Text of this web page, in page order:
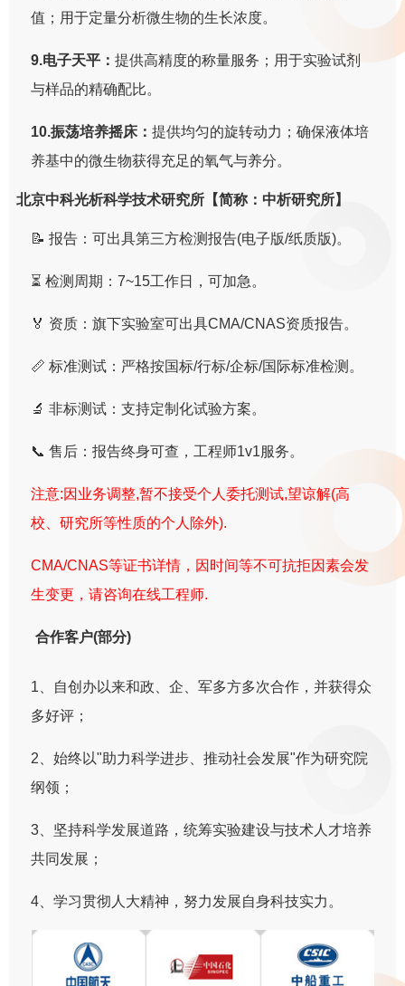
值；用于定量分析微生物的生长浓度。
9.电子天平：提供高精度的称量服务；用于实验试剂
与样品的精确配比。
10.振荡培养摇床：提供均匀的旋转动力；确保液体培
养基中的微生物获得充足的氧气与养分。
北京中科光析科学技术研究所【简称：中析研究所】
📝 报告：可出具第三方检测报告(电子版/纸质版)。
⏳ 检测周期：7~15工作日，可加急。
🏅 资质：旗下实验室可出具CMA/CNAS资质报告。
📏 标准测试：严格按国标/行标/企标/国际标准检测。
🔬 非标测试：支持定制化试验方案。
📞 售后：报告终身可查，工程师1v1服务。
注意:因业务调整,暂不接受个人委托测试,望谅解(高
校、研究所等性质的个人除外).
CMA/CNAS等证书详情，因时间等不可抗拒因素会发
生变更，请咨询在线工程师.
合作客户(部分)
1、自创办以来和政、企、军多方多次合作，并获得众
多好评；
2、始终以"助力科学进步、推动社会发展"作为研究院
纲领；
3、坚持科学发展道路，统筹实验建设与技术人才培养
共同发展；
4、学习贯彻人大精神，努力发展自身科技实力。